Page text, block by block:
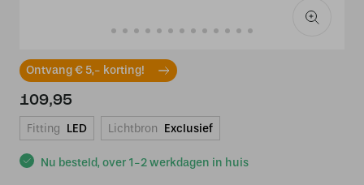
Ontvang € 5,- korting!
Nu besteld, over 1-2 werkdagen in huis
109,95
Fitting LED Lichtbron Exclusief